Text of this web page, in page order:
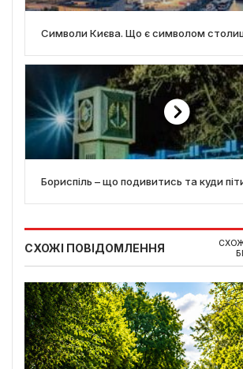
Символи Києва. Що є символом
Бориспіль – що подивитись та куди
СХОЖІ ПОВІДОМЛЕННЯ